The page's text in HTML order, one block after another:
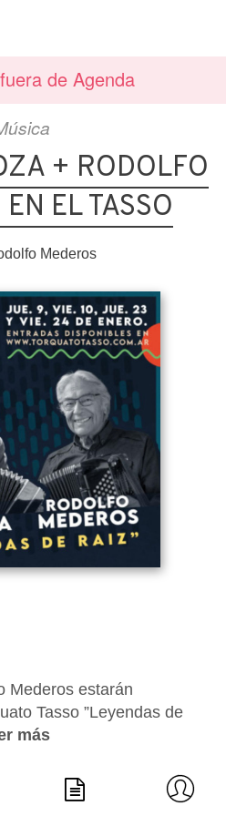
de Agenda
+ RODOLFO
EL TASSO
Mederos
Mederos estarán
Tasso ”Leyendas de
más